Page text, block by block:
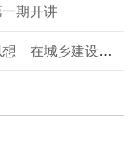
期开讲
下一篇：深入学习贯彻习近平文化思想 在城乡建设中加强历史文化保护传承 住房城乡建设部召开全国历史文化街区 和历史建筑保护利用现场会